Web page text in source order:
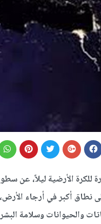
الأرضية ليلاً، عن
نطاق أكبر في أرجاء
والحيوانات وسلامة البشر